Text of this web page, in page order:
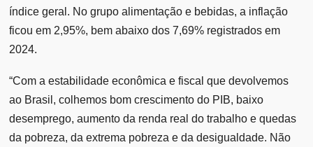
índice geral. No grupo alimentação e bebidas, a inflação
ficou em 2,95%, bem abaixo dos 7,69% registrados em
2024.
“Com a estabilidade econômica e fiscal que devolvemos
ao Brasil, colhemos bom crescimento do PIB, baixo
desemprego, aumento da renda real do trabalho e quedas
da pobreza, da extrema pobreza e da desigualdade. Não